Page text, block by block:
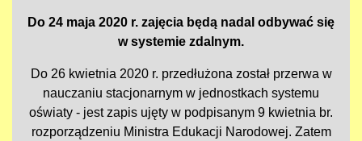
Do 24 maja 2020 r. zajęcia będą nadal odbywać się
w systemie zdalnym.
Do 26 kwietnia 2020 r. przedłużona został przerwa w
nauczaniu stacjonarnym w jednostkach systemu
oświaty - jest zapis ujęty w podpisanym 9 kwietnia br.
rozporządzeniu Ministra Edukacji Narodowej. Zatem